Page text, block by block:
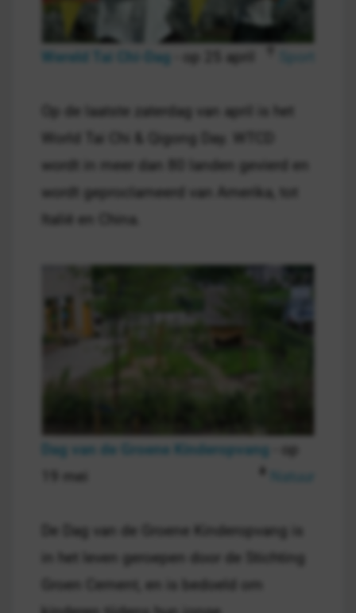
Wereld Tai Chi-Dag - op 25 april
Op de laatste zaterdag van april is het
World Tai Chi & Qigong Day. WTCD
wordt in meer dan 80 landen gevierd en
wordt geproclameerd van Amerika, tot
Italië en China.
Dag van de Groene Kinderopvang - op
19 mei
De Dag van de Groene Kinderopvang is
in het leven geroepen door de Stichting
Groen Cement, en is bedoeld om